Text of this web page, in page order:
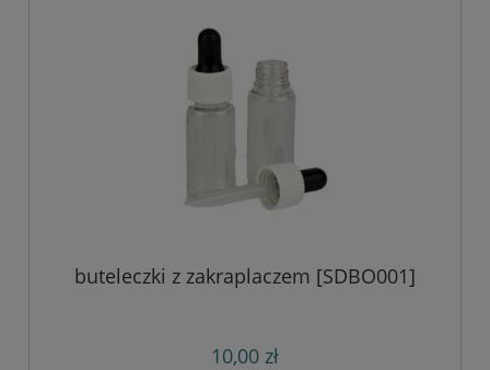
buteleczki z zakraplaczem [SDBO001]
10,00 zł